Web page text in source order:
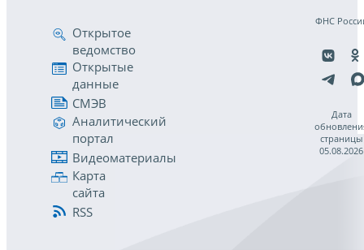
Открытое
ведомство
Открытые
данные
СМЭВ
Аналитический
портал
Видеоматериалы
Карта
сайта
RSS
ФНС
Дата
страницы
05.08.2026